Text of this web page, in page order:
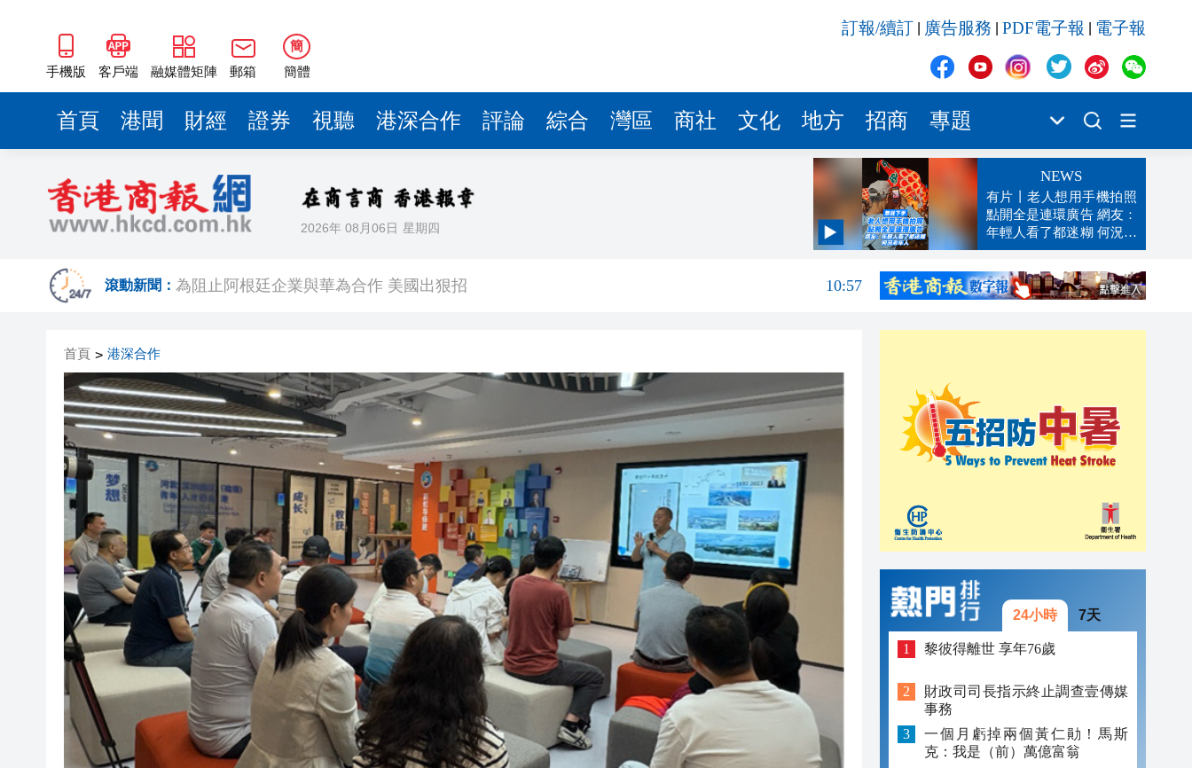
手機版 客戶端 融媒體矩陣 郵箱
簡
簡體
訂報/續訂 廣告服務 PDF電子報 電子報
首頁 港聞 財經 證券 視聽 港深合作 評論 綜合 灣區 商社 文化 地方 招商 專題
2026年 08月06日 星期四
NEWS
有片丨老人想用手機拍照
點開全是連環廣告 網友：
年輕人看了都迷糊 何況老
年人
滾動新聞：
10:58
為阻止阿根廷企業與華為合作 美國出狠招
10:57
美副總統稱與伊朗談判將「充滿波折且耗時」
09:59
綜述｜霍爾木茲海峽「有限恢復」 能源運輸仍存變數
09:54
有片丨商務部發起首例對外貿易國家安全調查
傳內地客來港投保收益被徵稅 友邦低開逾6%
09:51
首頁 > 港深合作
24小時 7天
黎彼得離世 享年76歲
財政司司長指示終止調查壹傳媒
事務
一個月虧掉兩個黃仁勛！馬斯
克：我是（前）萬億富翁